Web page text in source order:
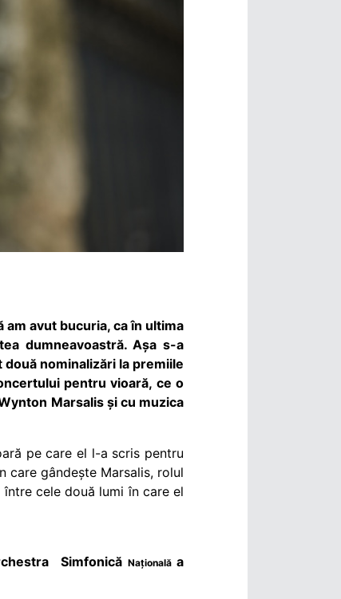
avut bucuria, ca în ultima
dumneavoastră. Așa s-a
nominalizări la premiile
pentru vioară, ce o
Marsalis și cu muzica
pe care el l-a scris pentru
care gândește Marsalis, rolul
cele două lumi în care el
Simfonică Naționalăa